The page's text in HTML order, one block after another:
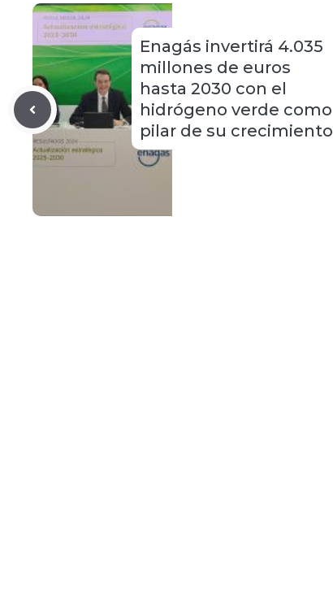
Enagás invertirá 4.035
millones de euros
hasta 2030 con el
hidrógeno verde como
pilar de su crecimiento